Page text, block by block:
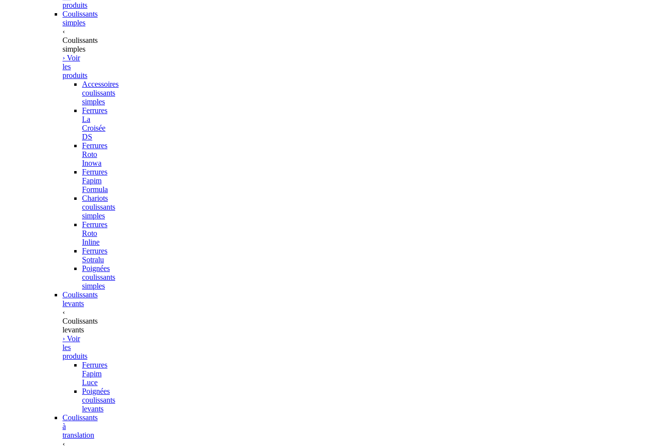
produits
Coulissants
simples
‹
Coulissants
simples
› Voir
les
produits
Accessoires
coulissants
simples
Ferrures
La
Croisée
DS
Ferrures
Roto
Inowa
Ferrures
Fapim
Formula
Chariots
coulissants
simples
Ferrures
Roto
Inline
Ferrures
Sotralu
Poignées
coulissants
simples
Coulissants
levants
‹
Coulissants
levants
› Voir
les
produits
Ferrures
Fapim
Luce
Poignées
coulissants
levants
Coulissants
à
translation
‹